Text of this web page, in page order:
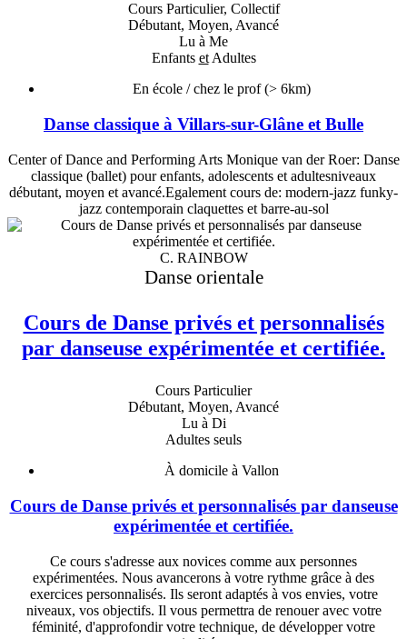
Cours Particulier, Collectif
Débutant, Moyen, Avancé
Lu à Me
Enfants etAdultes
En école / chez le prof(> 6km)
Danse classique à Villars-sur-Glâne et Bulle
Center of Dance and Performing Arts Monique van der Roer: Danse
classique (ballet) pour enfants, adolescents et adultesniveaux
débutant, moyen et avancé.Egalement cours de: modern-jazz funky-
jazz contemporain claquettes et barre-au-sol
C. RAINBOW
Danse orientale
Cours de Danse privés et personnalisés
par danseuse expérimentée et certifiée.
Cours Particulier
Débutant, Moyen, Avancé
Lu à Di
Adultes seuls
À domicile à Vallon
Cours de Danse privés et personnalisés par danseuse
expérimentée et certifiée.
Ce cours s'adresse aux novices comme aux personnes
expérimentées. Nous avancerons à votre rythme grâce à des
exercices personnalisés. Ils seront adaptés à vos envies, votre
niveaux, vos objectifs. Il vous permettra de renouer avec votre
féminité, d'approfondir votre technique, de développer votre